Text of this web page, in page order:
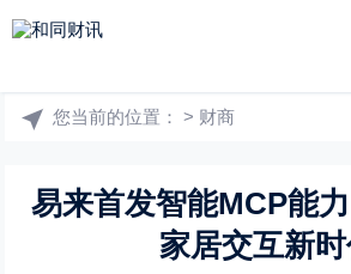
您当前的位置： > 财商
易来首发智能MCP能
家居交互新